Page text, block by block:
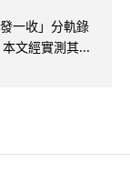
一收」分軌錄
文經實測其...